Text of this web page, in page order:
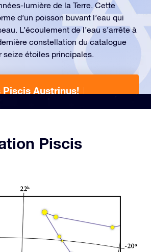
lumière de la Terre. Cette
d’un poisson buvant l’eau qui
L’écoulement de l’eau s’arrête à
constellation du catalogue
seize étoiles principales.
Austrinus!
Piscis